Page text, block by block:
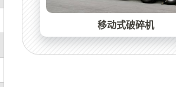
移动式破碎机